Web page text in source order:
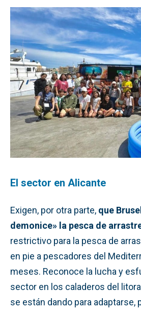
El sector en Alicante
Exigen, por otra parte, que
demonice» la pesca de
restrictivo para la pesca de
en pie a pescadores del
meses. Reconoce la lucha y
sector en los caladeros del
se están dando para adaptarse,